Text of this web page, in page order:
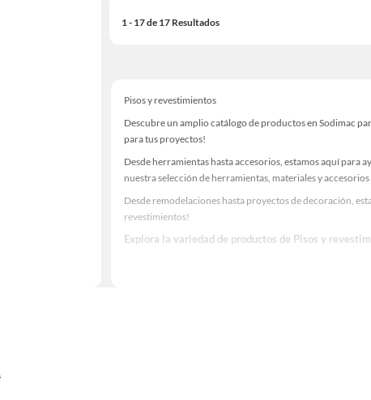
1 - 17 de 17 Resultados
Pisos y revestimientos
Descubre un amplio catálogo de productos en Sodimac
para tus proyectos!
Desde herramientas hasta accesorios, estamos aquí para
nuestra selección de herramientas, materiales y
Desde remodelaciones hasta proyectos de decoración,
revestimientos!
Explora la variedad de productos de Pisos y
Herramientas, materiales y accesorios de calidad para